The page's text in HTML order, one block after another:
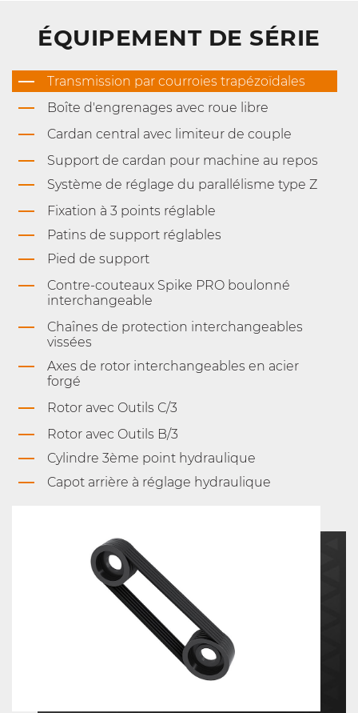
ÉQUIPEMENT DE SÉRIE
Transmission par courroies trapézoïdales
Boîte d'engrenages avec roue libre
Cardan central avec limiteur de couple
Support de cardan pour machine au repos
Système de réglage du parallélisme type Z
Fixation à 3 points réglable
Patins de support réglables
Pied de support
Contre-couteaux Spike PRO boulonné
interchangeable
Chaînes de protection interchangeables
vissées
Axes de rotor interchangeables en acier
forgé
Rotor avec Outils C/3
Rotor avec Outils B/3
Cylindre 3ème point hydraulique
Capot arrière à réglage hydraulique